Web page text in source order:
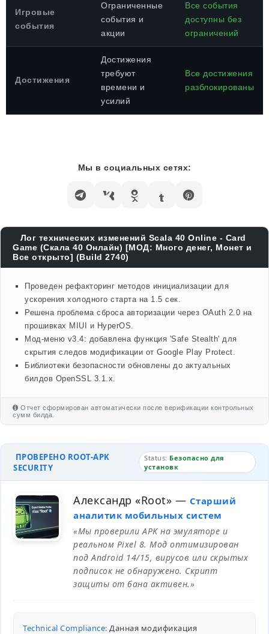
Игровые
события
Ограниченные
события и
акции
Все события
доступны без
ограничений
Достижения
Достижения
требуют
времени и
усилий
Все достижения
разблокированы
Мы в социальных сетях:
Лог технических изменений Scala 40 Online - Card
Game (Скала 40 Онлайн) [МОД: Много денег, Монет и
Все открыто] (Build 2740)
Проведен рефакторинг методов инициализации для
ускорения холодного старта на 1.5 сек.
Решена проблема сброса авторизации через OAuth 2.0 на
прошивках MIUI и HyperOS.
Мод-меню v3.4: добавлена функция 'Safe Stealth' для
скрытия следов модификации от Google Play Protect.
Библиотеки безопасности обновлены до актуальных
билдов OpenSSL 3.1.x.
Отчет сформирован автоматически после верификации контрольных
сумм билда.
ПРОВЕРЕНО ROOT-APK
SECURITY
Status: Безопасно для
установк
Александр «Root» — Старший
аналитик мобильных систем
«Мы проверили APK на эмуляторе и
реальном Pixel 8. Мод оптимизирован
под Android 14/15, вирусов или скрытых
подписок не обнаружено. Скрипт
защиты от бана активен.»
Technical Compliance: Данная модификация